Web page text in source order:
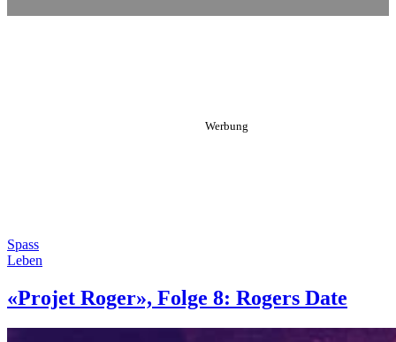
Spass
Leben
«Projet Roger», Folge 8: Rogers Date